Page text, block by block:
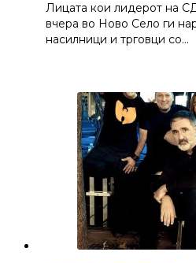
Лицата кои лидерот на
вчера во Ново Село ги
насилници и трговци со…